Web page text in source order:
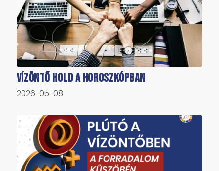
Vízöntő Hold a horoszkópban
2026-05-08